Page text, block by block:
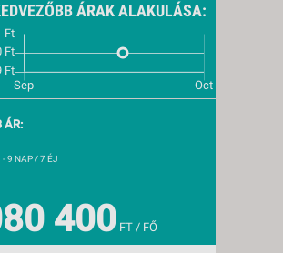
ÁRAK ALAKULÁSA:
ÁR:
- 9 NAP / 7 ÉJ
400 FT / FŐ